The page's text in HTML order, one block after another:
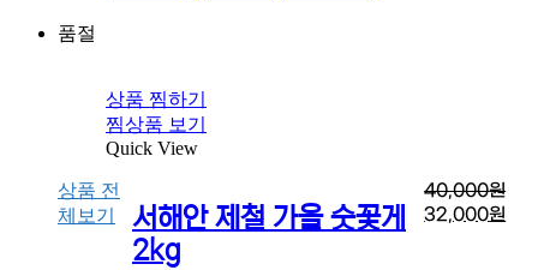
품절
상품 찜하기
찜상품 보기
Quick View
상품 전
체보기
서해안 제철 가을 숫꽃게
2kg
40,000원
32,000원